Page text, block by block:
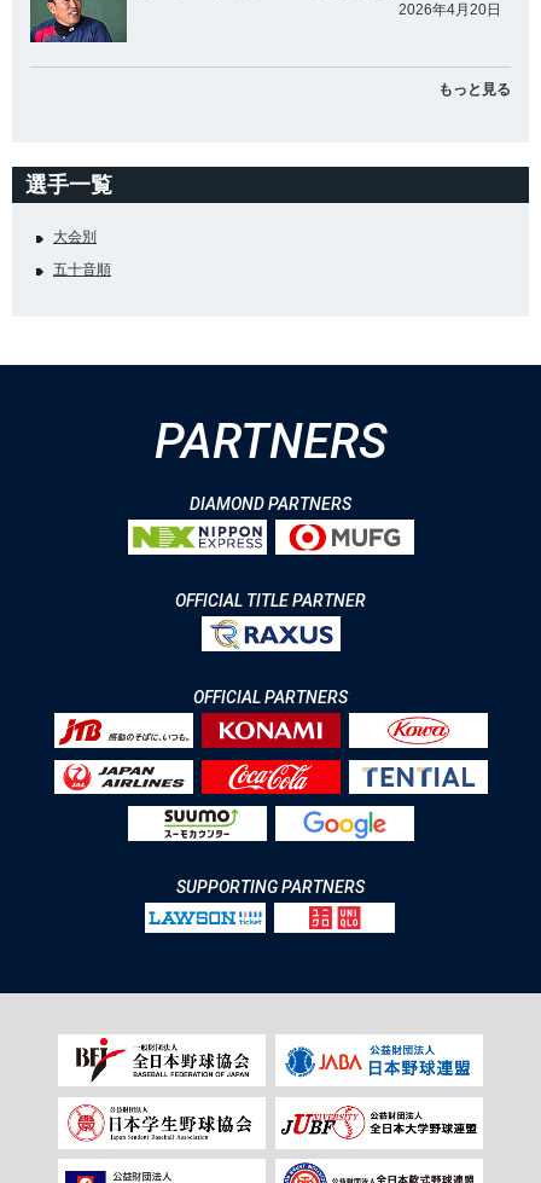
2026年4月20日
もっと見る
選手一覧
大会別
五十音順
PARTNERS
DIAMOND PARTNERS
OFFICIAL TITLE PARTNER
OFFICIAL PARTNERS
SUPPORTING PARTNERS